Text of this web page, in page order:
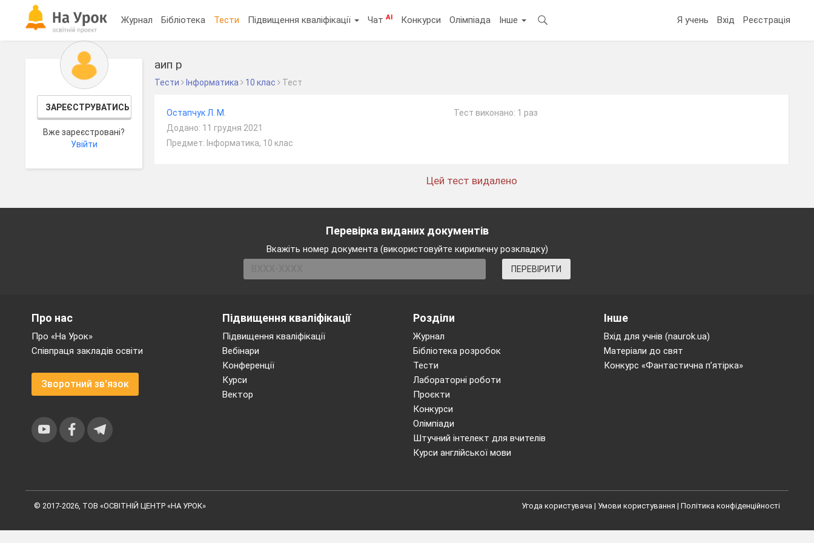
Журнал Бібліотека Тести Підвищення кваліфікації ЧатAI Конкурси Олімпіада Інше Я учень Вхід Реєстрація
ЗАРЕЄСТРУВАТИСЬ
Вже зареєстровані?
Увійти
аип р
Тести Інформатика 10 клас Тест
Остапчук Л. М.
Додано: 11 грудня 2021
Предмет: Інформатика, 10 клас
Тест виконано: 1 раз
Цей тест видалено
Перевірка виданих документів
Вкажіть номер документа (використовуйте кириличну розкладку)
ПЕРЕВІРИТИ
Підвищення кваліфікації
Підвищення кваліфікації
Вебінари
Конференції
Курси
Вектор
Розділи
Журнал
Бібліотека розробок
Тести
Лабораторні роботи
Проєкти
Конкурси
Олімпіади
Штучний інтелект для вчителів
Курси англійської мови
Про нас
Про «На Урок»
Співпраця закладів освіти
Зворотний зв'язок
Інше
Вхід для учнів (naurok.ua)
Матеріали до свят
Конкурс «Фантастична п’ятірка»
© 2017-2026, ТОВ «ОСВІТНІЙ ЦЕНТР «НА УРОК» Угода користувача | Умови користування | Політика конфіденційності